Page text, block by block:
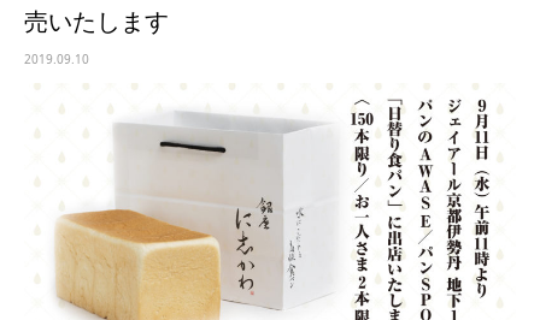
売いたします
2019.09.10